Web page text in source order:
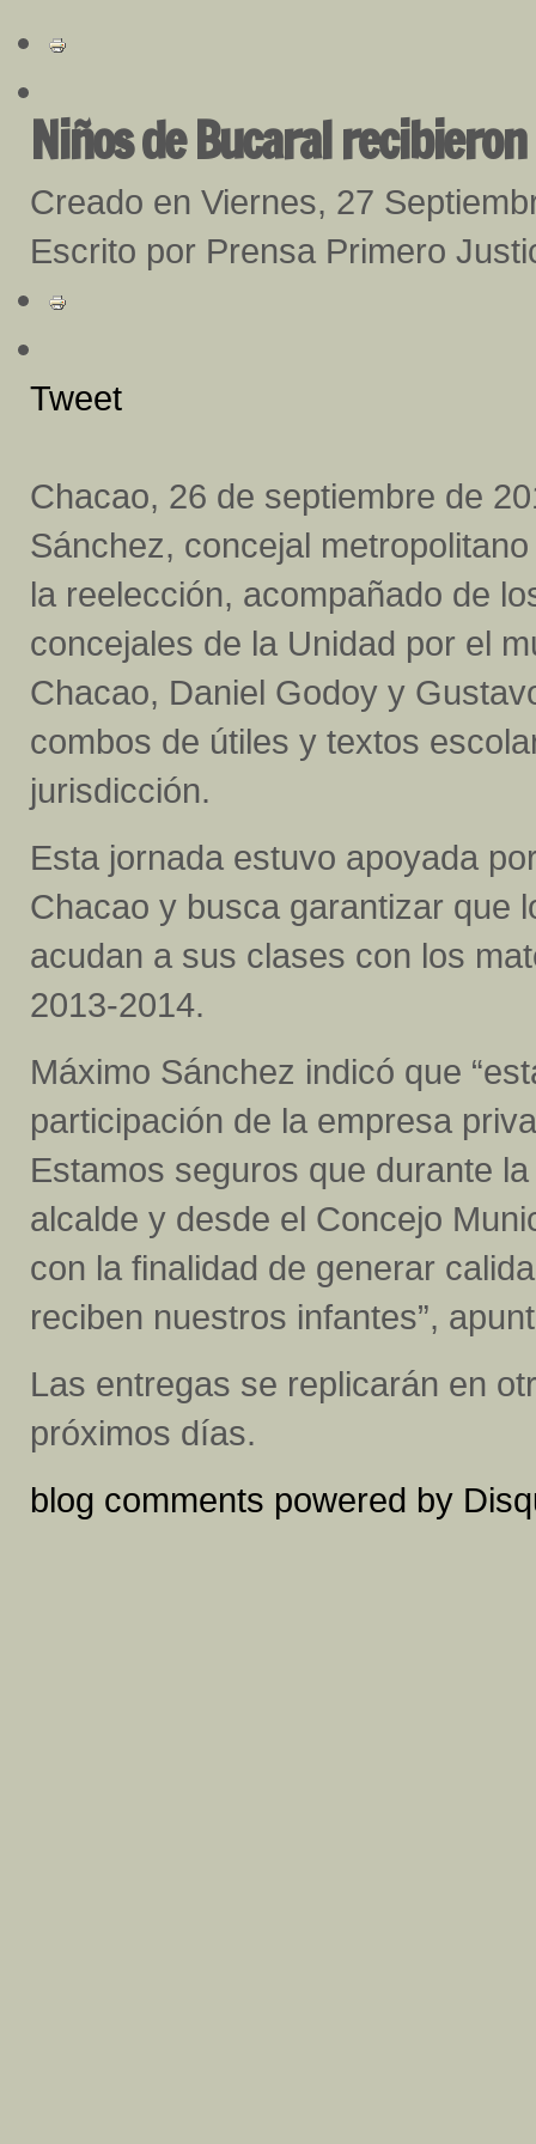
Niños de Bucaral
Creado en Viernes, 27
Escrito por Prensa Primero
Tweet
Chacao, 26 de septiembre de
Sánchez, concejal
la reelección, acompañado de
concejales de la Unidad por el
Chacao, Daniel Godoy y
combos de útiles y textos
jurisdicción.
Esta jornada estuvo apoyada
Chacao y busca garantizar que
acudan a sus clases con los
2013-2014.
Máximo Sánchez indicó que
participación de la empresa
Estamos seguros que durante
alcalde y desde el Concejo
con la finalidad de generar
reciben nuestros infantes”,
Las entregas se replicarán en
próximos días.
blog comments powered by